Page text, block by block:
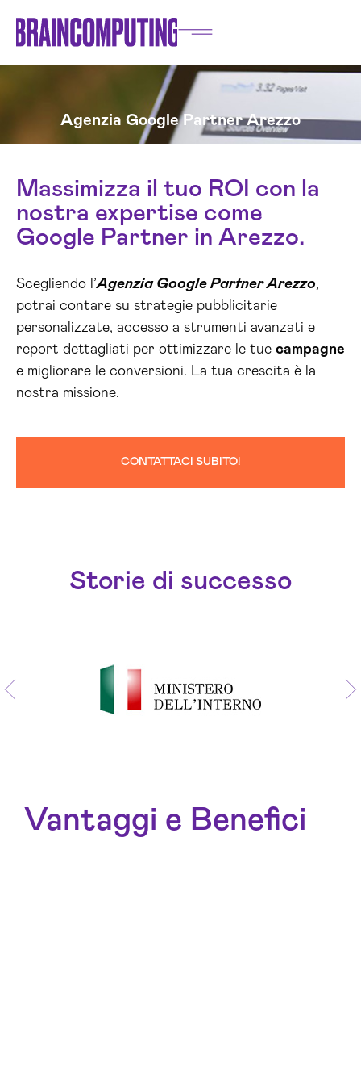
Agenzia Google Partner Arezzo
Massimizza il tuo ROI con la
nostra expertise come
Google Partner in Arezzo.
Scegliendo l’Agenzia Google Partner Arezzo,
potrai contare su strategie pubblicitarie
personalizzate, accesso a strumenti avanzati e
report dettagliati per ottimizzare le tue campagne
e migliorare le conversioni. La tua crescita è la
nostra missione.
CONTATTACI SUBITO!
Storie di successo
Vantaggi e Benefici